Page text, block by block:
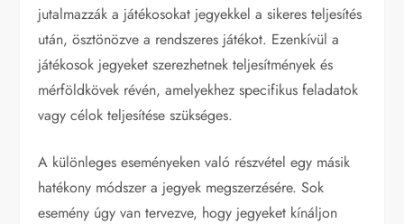
jutalmazzák a játékosokat jegyekkel a sikeres teljesítés
után, ösztönözve a rendszeres játékot. Ezenkívül a
játékosok jegyeket szerezhetnek teljesítmények és
mérföldkövek révén, amelyekhez specifikus feladatok
vagy célok teljesítése szükséges.
A különleges eseményeken való részvétel egy másik
hatékony módszer a jegyek megszerzésére. Sok
esemény úgy van tervezve, hogy jegyeket kínáljon